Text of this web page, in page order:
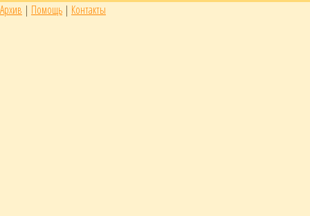
Архив | Помощь | Контакты